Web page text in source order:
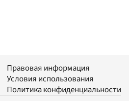
Правовая информация
Условия использования
Политика конфиденциальности